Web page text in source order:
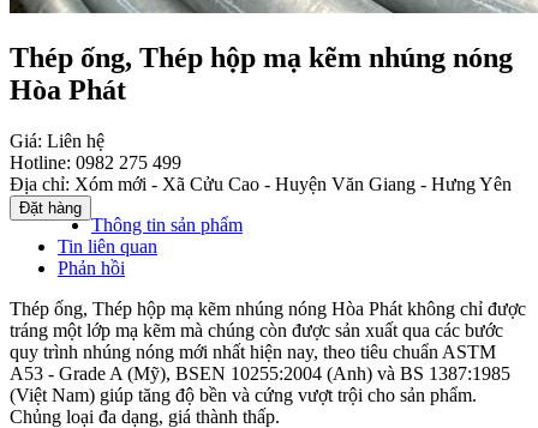
Thép ống, Thép hộp mạ kẽm nhúng nóng
Hòa Phát
Giá: Liên hệ
Hotline: 0982 275 499
Địa chỉ: Xóm mới - Xã Cửu Cao - Huyện Văn Giang - Hưng Yên
Thông tin sản phẩm
Tin liên quan
Phản hồi
Thép ống, Thép hộp mạ kẽm nhúng nóng Hòa Phát không chỉ được
tráng một lớp mạ kẽm mà chúng còn được sản xuất qua các bước
quy trình nhúng nóng mới nhất hiện nay, theo tiêu chuẩn ASTM
A53 - Grade A (Mỹ), BSEN 10255:2004 (Anh) và BS 1387:1985
(Việt Nam) giúp tăng độ bền và cứng vượt trội cho sản phẩm.
Chủng loại đa dạng, giá thành thấp.